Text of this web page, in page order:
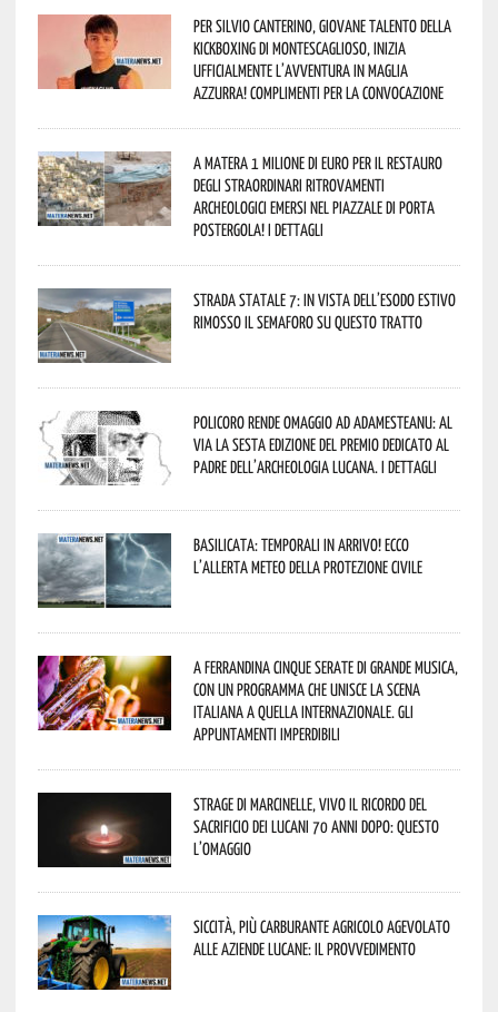
Per Silvio Canterino, giovane talento della
kickboxing di Montescaglioso, inizia
ufficialmente l’avventura in maglia
azzurra! Complimenti per la convocazione
A Matera 1 milione di euro per il restauro
degli straordinari ritrovamenti
archeologici emersi nel piazzale di Porta
Postergola! I dettagli
Strada statale 7: in vista dell’esodo estivo
rimosso il semaforo su questo tratto
Policoro rende omaggio ad Adamesteanu: al
via la sesta edizione del Premio dedicato al
padre dell’archeologia lucana. I dettagli
Basilicata: temporali in arrivo! Ecco
l’allerta meteo della Protezione civile
A Ferrandina cinque serate di grande musica,
con un programma che unisce la scena
italiana a quella internazionale. Gli
appuntamenti imperdibili
Strage di Marcinelle, vivo il ricordo del
sacrificio dei lucani 70 anni dopo: questo
l’omaggio
Siccità, più carburante agricolo agevolato
alle aziende lucane: il provvedimento